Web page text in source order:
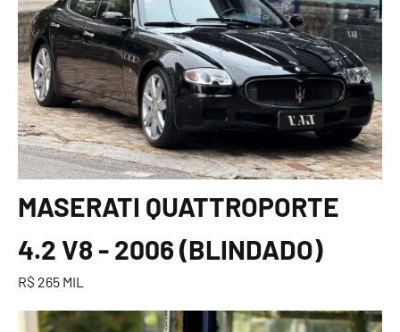
MASERATI QUATTROPORTE
4.2 V8 - 2006 (BLINDADO)
R$ 265 MIL